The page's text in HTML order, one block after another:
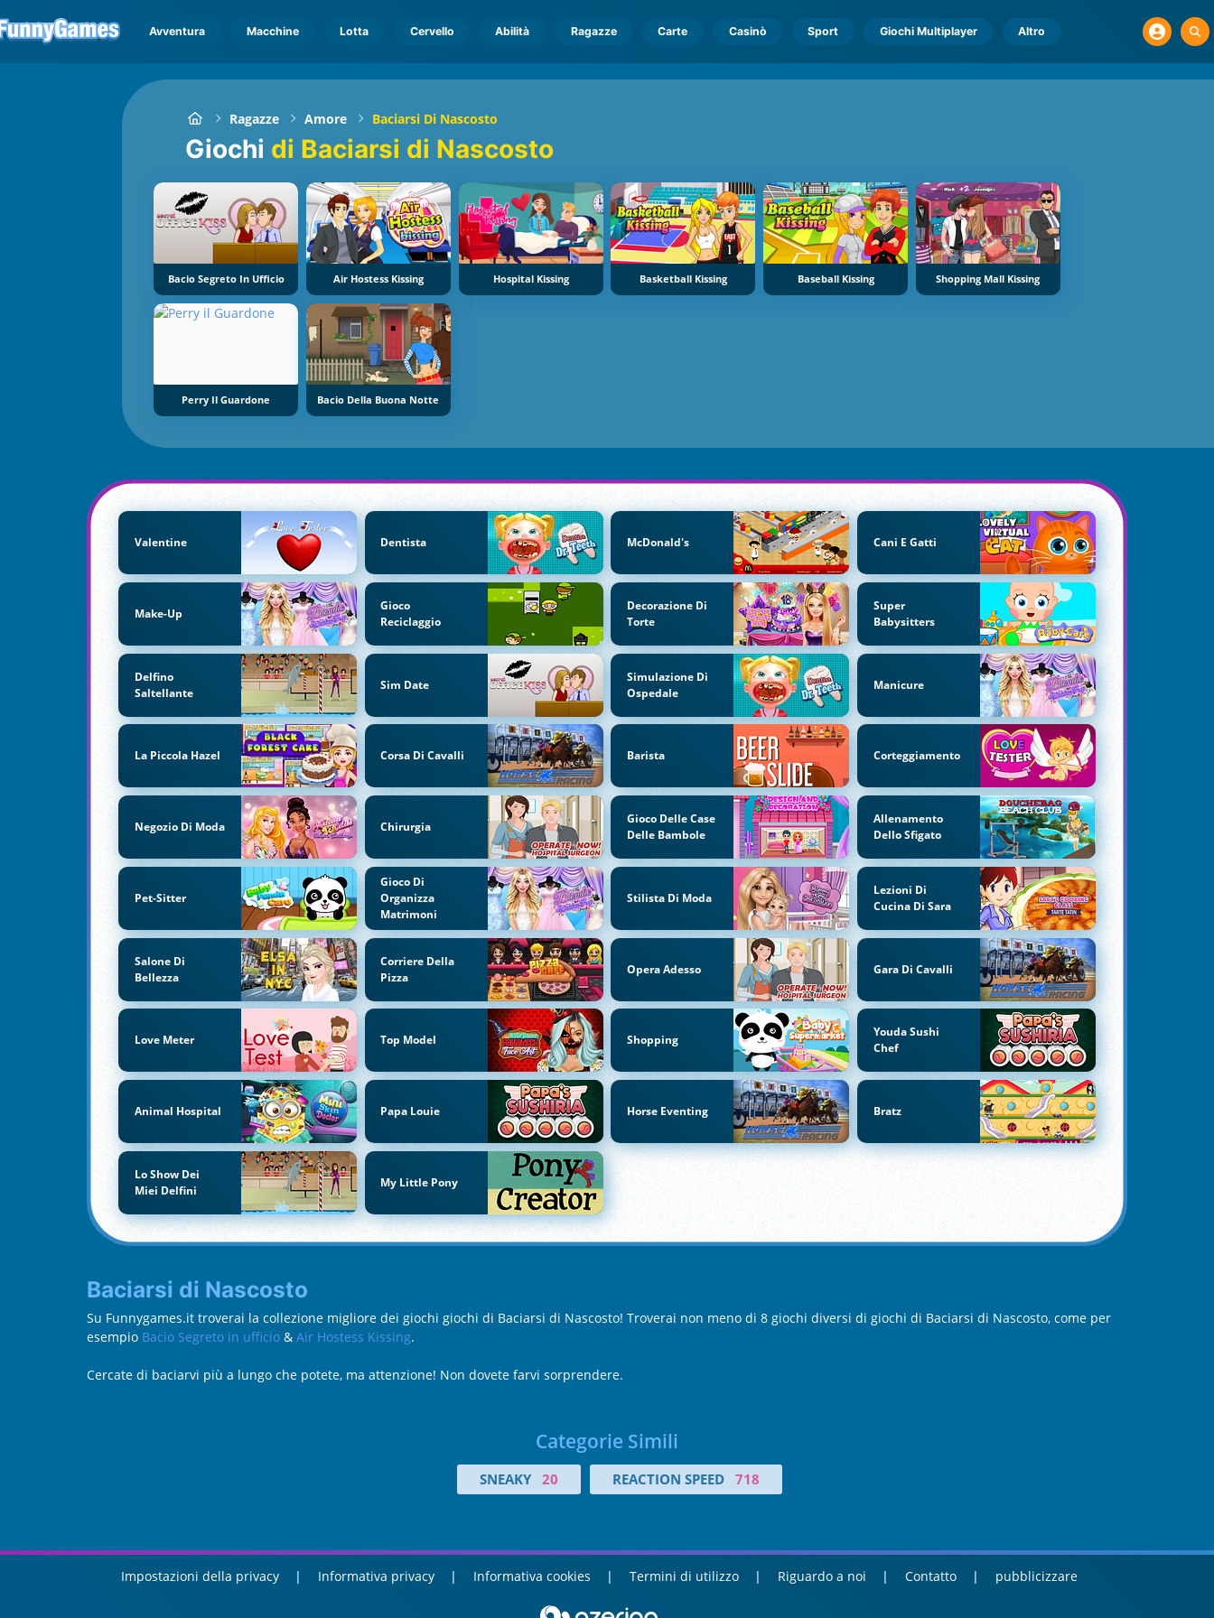
Avventura Macchine Lotta Cervello Abilità Ragazze Carte Casinò Sport Giochi Multiplayer Altro
Ragazze Amore Baciarsi Di Nascosto
Giochi di Baciarsi di Nascosto
Bacio Segreto In Ufficio Air Hostess Kissing Hospital Kissing Basketball Kissing Baseball Kissing Shopping Mall Kissing
Perry Il Guardone Bacio Della Buona Notte
Valentine Dentista McDonald's Cani E Gatti
Make-Up
Gioco
Reciclaggio
Decorazione Di
Torte
Super
Babysitters
Delfino
Saltellante
Sim Date
Simulazione Di
Ospedale
Manicure
La Piccola Hazel Corsa Di Cavalli Barista Corteggiamento
Negozio Di Moda Chirurgia
Gioco Delle Case
Delle Bambole
Allenamento
Dello Sfigato
Pet-Sitter
Gioco Di
Organizza
Matrimoni
Stilista Di Moda
Lezioni Di
Cucina Di Sara
Salone Di
Bellezza
Corriere Della
Pizza
Opera Adesso Gara Di Cavalli
Love Meter Top Model Shopping
Youda Sushi
Chef
Animal Hospital Papa Louie Horse Eventing Bratz
Lo Show Dei
Miei Delfini
My Little Pony
Baciarsi di Nascosto
Su Funnygames.it troverai la collezione migliore dei giochi giochi di Baciarsi di Nascosto! Troverai non meno di 8 giochi diversi di giochi di Baciarsi di Nascosto, come per
esempio Bacio Segreto in ufficio & Air Hostess Kissing.
Cercate di baciarvi più a lungo che potete, ma attenzione! Non dovete farvi sorprendere.
Categorie Simili
SNEAKY 20 REACTION SPEED 718
Impostazioni della privacy Informativa privacy Informativa cookies Termini di utilizzo Riguardo a noi Contatto pubblicizzare